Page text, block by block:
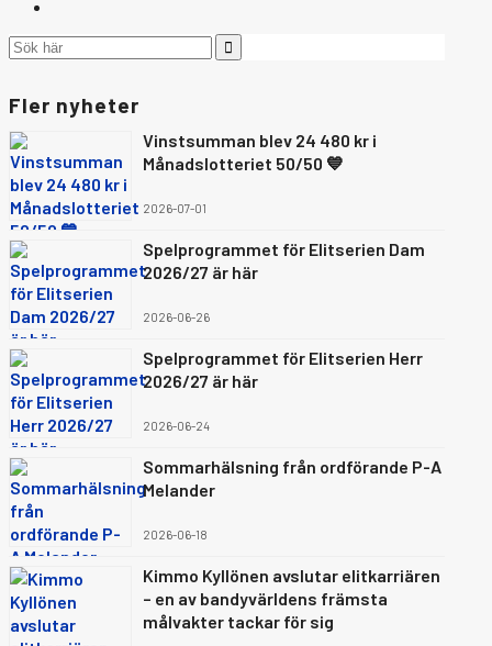
Fler nyheter
Vinstsumman blev 24 480 kr i
Månadslotteriet 50/50 💙
2026-07-01
Spelprogrammet för Elitserien Dam
2026/27 är här
2026-06-26
Spelprogrammet för Elitserien Herr
2026/27 är här
2026-06-24
Sommarhälsning från ordförande P-A
Melander
2026-06-18
Kimmo Kyllönen avslutar elitkarriären
– en av bandyvärldens främsta
målvakter tackar för sig